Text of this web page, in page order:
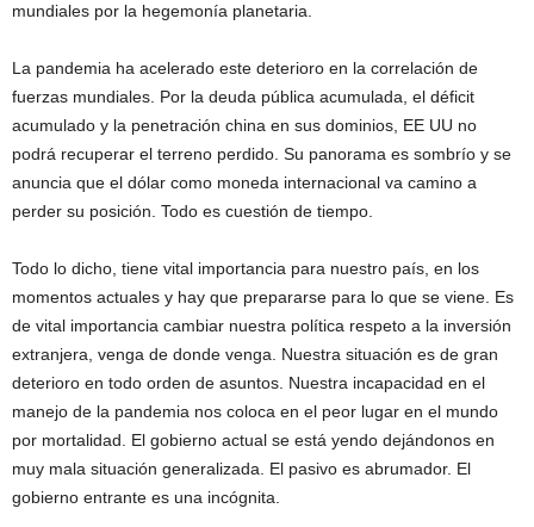
mundiales por la hegemonía planetaria.
La pandemia ha acelerado este deterioro en la correlación de
fuerzas mundiales. Por la deuda pública acumulada, el déficit
acumulado y la penetración china en sus dominios, EE UU no
podrá recuperar el terreno perdido. Su panorama es sombrío y se
anuncia que el dólar como moneda internacional va camino a
perder su posición. Todo es cuestión de tiempo.
Todo lo dicho, tiene vital importancia para nuestro país, en los
momentos actuales y hay que prepararse para lo que se viene. Es
de vital importancia cambiar nuestra política respeto a la inversión
extranjera, venga de donde venga. Nuestra situación es de gran
deterioro en todo orden de asuntos. Nuestra incapacidad en el
manejo de la pandemia nos coloca en el peor lugar en el mundo
por mortalidad. El gobierno actual se está yendo dejándonos en
muy mala situación generalizada. El pasivo es abrumador. El
gobierno entrante es una incógnita.